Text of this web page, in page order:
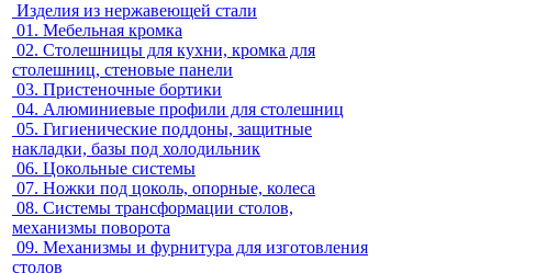
Изделия из нержавеющей стали
01. Мебельная кромка
02. Столешницы для кухни, кромка для
столешниц, стеновые панели
03. Пристеночные бортики
04. Алюминиевые профили для столешниц
05. Гигиенические поддоны, защитные
накладки, базы под холодильник
06. Цокольные системы
07. Ножки под цоколь, опорные, колеса
08. Системы трансформации столов,
механизмы поворота
09. Механизмы и фурнитура для изготовления
столов